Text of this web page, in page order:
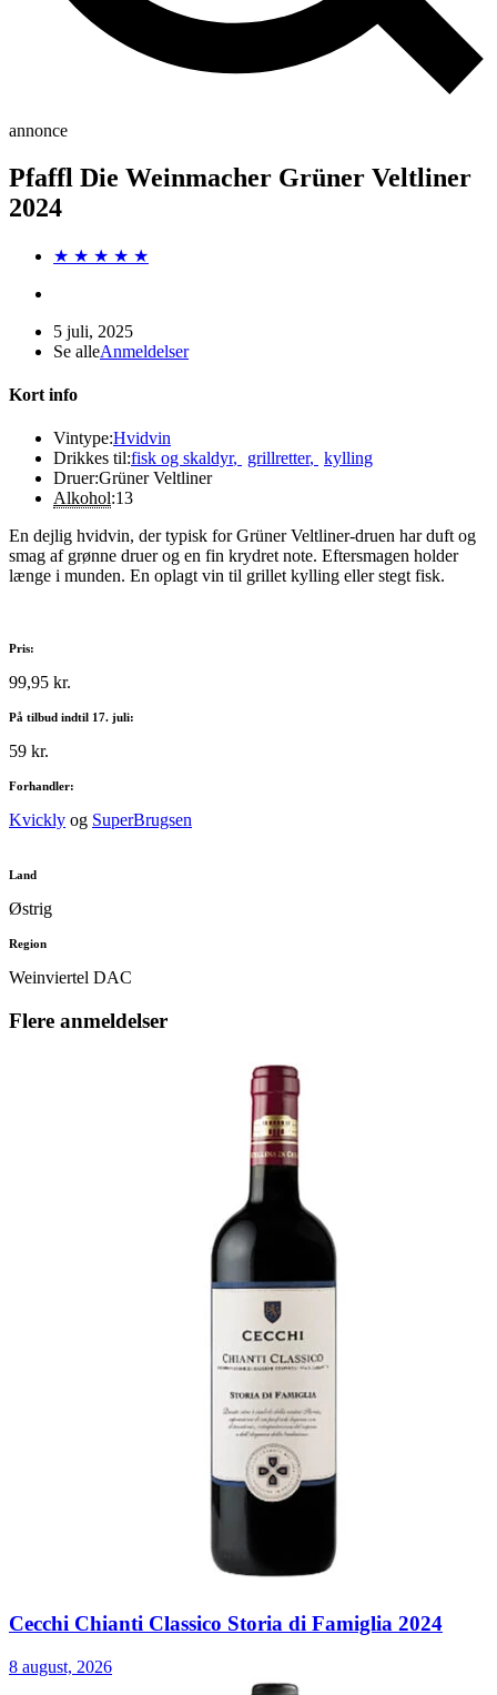
annonce
Pfaffl Die Weinmacher Grüner Veltliner
2024
★ ★ ★ ★ ★
5 juli, 2025
Se alleAnmeldelser
Kort info
Vintype:Hvidvin
Drikkes til:fisk og skaldyr, grillretter, kylling
Druer:Grüner Veltliner
Alkohol:13
En dejlig hvidvin, der typisk for Grüner Veltliner-druen har duft og
smag af grønne druer og en fin krydret note. Eftersmagen holder
længe i munden. En oplagt vin til grillet kylling eller stegt fisk.
Pris:
99,95 kr.
På tilbud indtil 17. juli:
59 kr.
Forhandler:
Kvickly og SuperBrugsen
Land
Østrig
Region
Weinviertel DAC
Flere anmeldelser
Cecchi Chianti Classico Storia di Famiglia 2024
8 august, 2026